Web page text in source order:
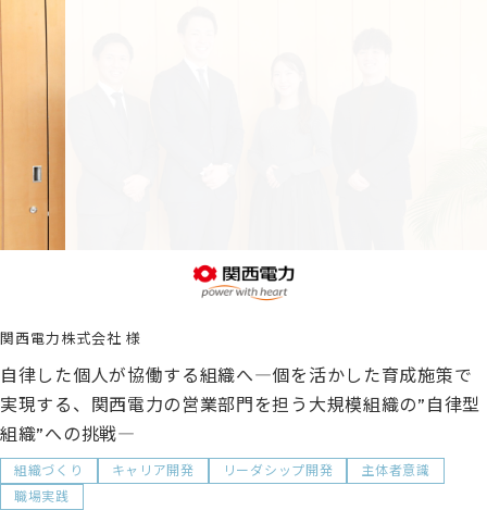
関西電力株式会社
自律した個人が協働する組織へ―個を活かした育成施策で
実現する、関西電力の営業部門を担う大規模組織の”自律型
組織”への挑戦―
組織づくり キャリア開発 リーダシップ開発
主体者意識
職場実践